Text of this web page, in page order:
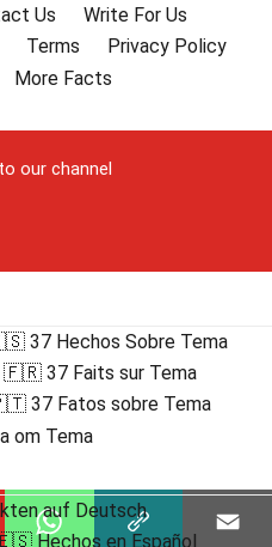
Us
Write For Us
Terms
Privacy Policy
More Facts
our channel
37 Hechos Sobre Tema
🇫🇷 37 Faits sur Tema
37 Fatos sobre Tema
om Tema
auf Deutsch
Hechos en Español